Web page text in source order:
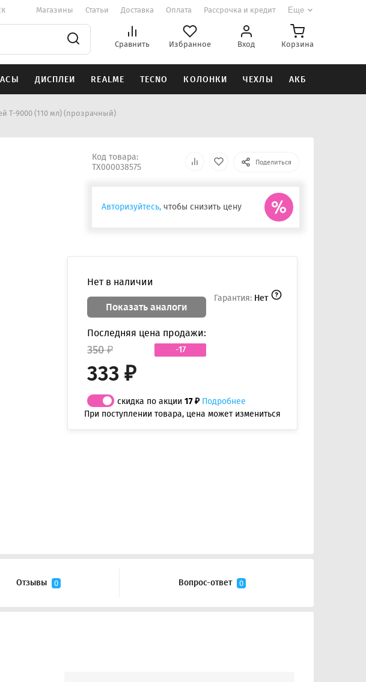
Магазины Статьи Доставка Оплата Рассрочка и кредит Еще
Сравнить Избранное Вход Корзина
ДИСПЛЕИ REALME TECNO КОЛОНКИ ЧЕХЛЫ АКБ
T-9000 (110 мл) (прозрачный)
Код товара:
ТХ000038575
Поделиться
Авторизуйтесь, чтобы снизить цену
Нет в наличии
Показать аналоги
Гарантия: Нет
Последняя цена продажи:
-17
350 ₽
333 ₽
скидка по акции 17 ₽ Подробнее
При поступлении товара, цена может измениться
Отзывы 0 Вопрос-ответ 0